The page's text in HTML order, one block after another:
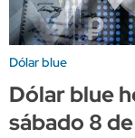
Dólar blue
Dólar blue
sábado 8